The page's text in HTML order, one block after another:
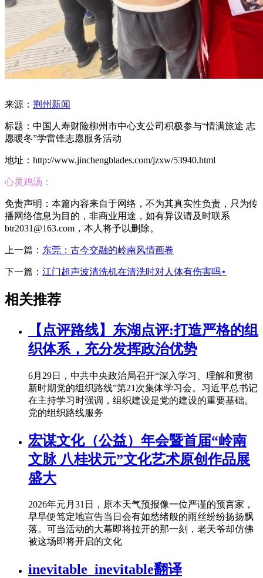
来源： 荆州新闻
标题：中国人寿财险柳州市中心支公司积极参与“情满旅途 志
愿暖冬”学雷锋志愿服务活动
地址：http://www.jinchengblades.com/jzxw/53940.html
心灵鸡汤：
免责声明：本篇内容来自于网络，不为其真实性负责，只为传
播网络信息为目的，非商业用途，如有异议请及时联系
btr2031@163.com，本人将予以删除。
上一篇： 东莞：古今交融的岭南风情画卷
下一篇： 江门超声波清洗机在清洗时对人体有伤害吗⋆
相关推荐
【点评路线】东湖点评:打造严格的组
织体系，充分发挥政治优势
6月29日，中共中央政治局召开“深入学习、理解和贯彻
新时期党的组织路线”第21次集体学习会。习近平总书记
在主持学习时强调，组织建设是党的建设的重要基础。
党的组织路线服务
宏谋文化（公益）年会暨首届“岭南
文脉 八桂状元”文化艺术原创作品展
盛大
2026年元月31日，原本天气预报像一位严谨的预言家，
早早便笃定地宣告当日会有如愁绪般的雨丝纷纷扬扬飘
落。可当活动的大幕即将拉开的那一刻，老天爷却仿佛
被这场即将开启的文化
inevitable_inevitable翻译